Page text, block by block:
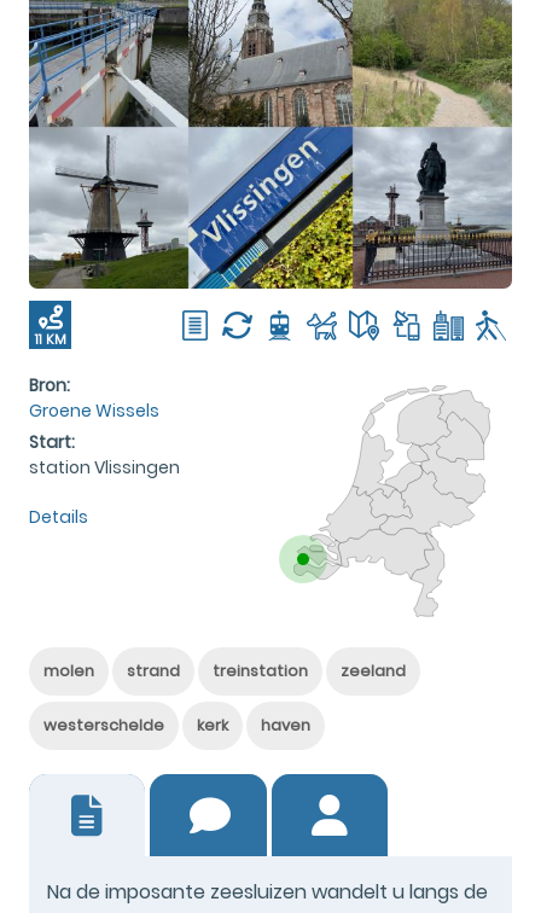
11 KM
Bron:
Groene Wissels
Start:
station Vlissingen
Details
molen strand treinstation zeeland
westerschelde kerk haven
Na de imposante zeesluizen wandelt u langs de